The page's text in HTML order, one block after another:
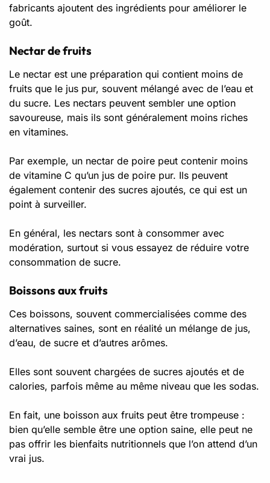
fabricants ajoutent des ingrédients pour améliorer le
goût.
Nectar de fruits
Le nectar est une préparation qui contient moins de
fruits que le jus pur, souvent mélangé avec de l’eau et
du sucre. Les nectars peuvent sembler une option
savoureuse, mais ils sont généralement moins riches
en vitamines.
Par exemple, un nectar de poire peut contenir moins
de vitamine C qu’un jus de poire pur. Ils peuvent
également contenir des sucres ajoutés, ce qui est un
point à surveiller.
En général, les nectars sont à consommer avec
modération, surtout si vous essayez de réduire votre
consommation de sucre.
Boissons aux fruits
Ces boissons, souvent commercialisées comme des
alternatives saines, sont en réalité un mélange de jus,
d’eau, de sucre et d’autres arômes.
Elles sont souvent chargées de sucres ajoutés et de
calories, parfois même au même niveau que les sodas.
En fait, une boisson aux fruits peut être trompeuse :
bien qu’elle semble être une option saine, elle peut ne
pas offrir les bienfaits nutritionnels que l’on attend d’un
vrai jus.